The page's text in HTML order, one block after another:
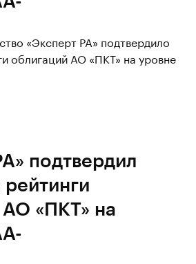
«Эксперт РА» подтвердило
облигаций АО «ПКТ» на уровне
подтвердил
«ПКТ» на